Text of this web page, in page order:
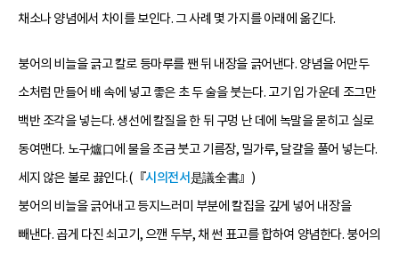
채소나 양념에서 차이를 보인다. 그 사례 몇 가지를 아래에 옮긴다.
붕어의 비늘을 긁고 칼로 등마루를 짼 뒤 내장을 긁어낸다. 양념을 어만두
소처럼 만들어 배 속에 넣고 좋은 초 두 술을 붓는다. 고기 입 가운데 조그만
백반 조각을 넣는다. 생선에 칼질을 한 뒤 구멍 난 데에 녹말을 묻히고 실로
동여맨다. 노구爐口에 물을 조금 붓고 기름장, 밀가루, 달걀을 풀어 넣는다.
세지 않은 불로 끓인다.(『시의전서是議全書』)
붕어의 비늘을 긁어내고 등지느러미 부분에 칼집을 깊게 넣어 내장을
빼낸다. 곱게 다진 쇠고기, 으깬 두부, 채 썬 표고를 합하여 양념한다. 붕어의